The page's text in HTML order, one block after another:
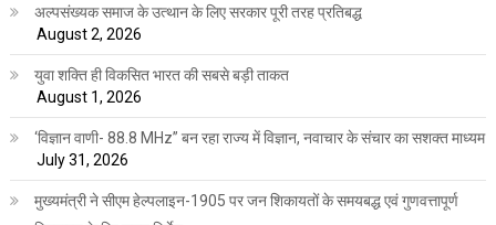
अल्पसंख्यक समाज के उत्थान के लिए सरकार पूरी तरह प्रतिबद्ध
August 2, 2026
युवा शक्ति ही विकसित भारत की सबसे बड़ी ताकत
August 1, 2026
‘विज्ञान वाणी- 88.8 MHz” बन रहा राज्य में विज्ञान, नवाचार के संचार का सशक्त माध्यम
July 31, 2026
मुख्यमंत्री ने सीएम हेल्पलाइन-1905 पर जन शिकायतों के समयबद्ध एवं गुणवत्तापूर्ण